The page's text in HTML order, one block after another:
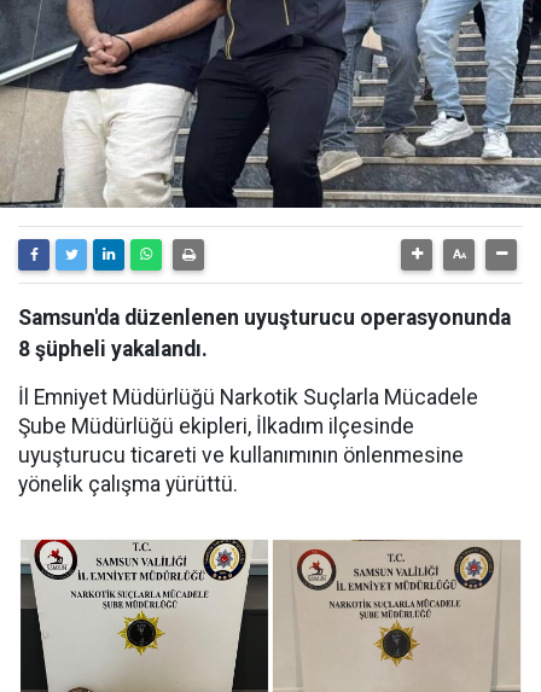
Samsun'da düzenlenen uyuşturucu operasyonunda
8 şüpheli yakalandı.
İl Emniyet Müdürlüğü Narkotik Suçlarla Mücadele
Şube Müdürlüğü ekipleri, İlkadım ilçesinde
uyuşturucu ticareti ve kullanımının önlenmesine
yönelik çalışma yürüttü.